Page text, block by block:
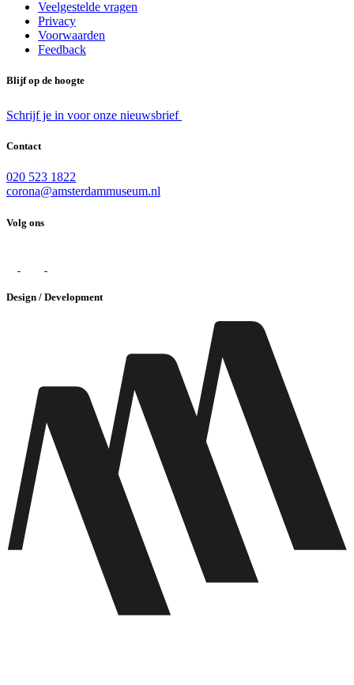
Veelgestelde vragen
Privacy
Voorwaarden
Feedback
Blijf op de hoogte
Schrijf je in voor onze nieuwsbrief
Contact
020 523 1822
corona@amsterdammuseum.nl
Volg ons
Design / Development